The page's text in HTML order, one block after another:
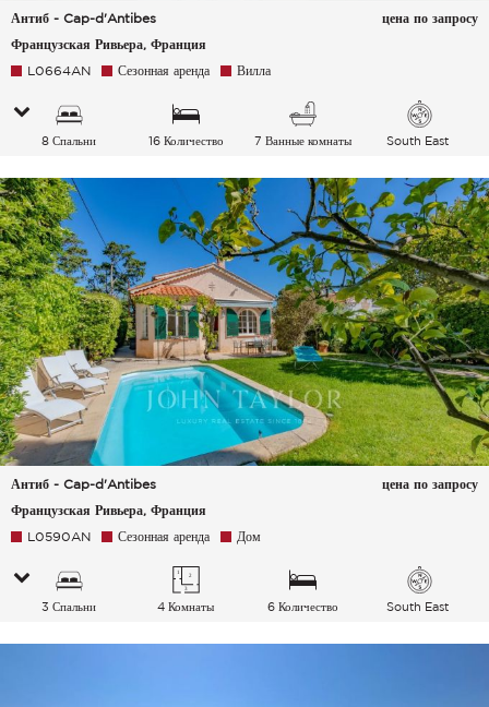
Антиб - Cap-d'Antibes
Французская Ривьера, Франция
цена по запросу
L0664AN Сезонная аренда Вилла
8 Спальни
16 Количество
7 Ванные комнаты South East
Антиб - Cap-d'Antibes
Французская Ривьера, Франция
цена по запросу
L0590AN Сезонная аренда Дом
3 Спальни 4 Комнаты
6 Количество
South East